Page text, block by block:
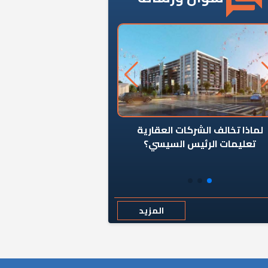
من يوقف سرطان الأبراج السكنية
المخالفة ياحكومة؟
المزيد